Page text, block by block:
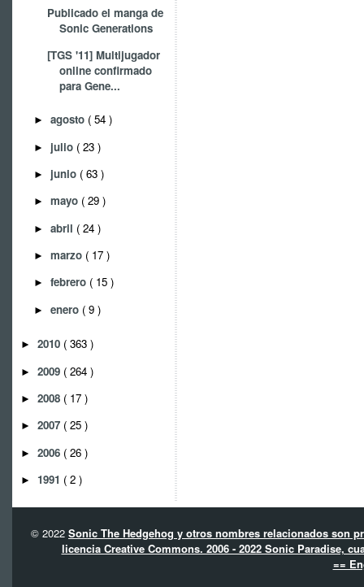
Publicado el manga de
Sonic Generations
[TGS '11] Multijugador
online confirmado
para Gene...
► agosto ( 54 )
► julio ( 23 )
► junio ( 63 )
► mayo ( 29 )
► abril ( 24 )
► marzo ( 17 )
► febrero ( 15 )
► enero ( 9 )
► 2010 ( 363 )
► 2009 ( 264 )
► 2008 ( 17 )
► 2007 ( 25 )
► 2006 ( 26 )
► 1991 ( 2 )
© 2022 Sonic The Hedgehog y otros nombres relacionados son
licencia Creative Commons. 2006 - 2022 Sonic Paradise,
==